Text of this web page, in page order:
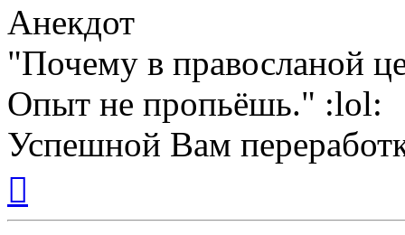
Анекдот
"Почему в правосланой
Опыт не пропьёшь." :lol:
Успешной Вам
началу